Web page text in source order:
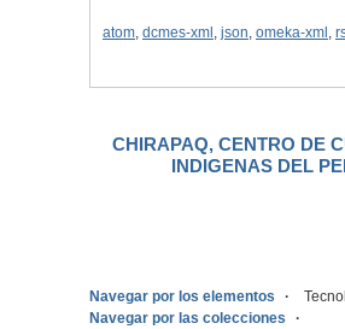
atom, dcmes-xml , json, omeka-xml ,
CHIRAPAQ, CENTRO DE
INDIGENAS DEL
Navegar por los elementos
Navegar por las colecciones